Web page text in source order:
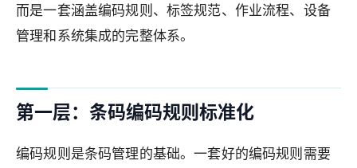
而是一套涵盖编码规则、标签规范、作业流程、设备
管理和系统集成的完整体系。
第一层：条码编码规则标准化
编码规则是条码管理的基础。一套好的编码规则需要